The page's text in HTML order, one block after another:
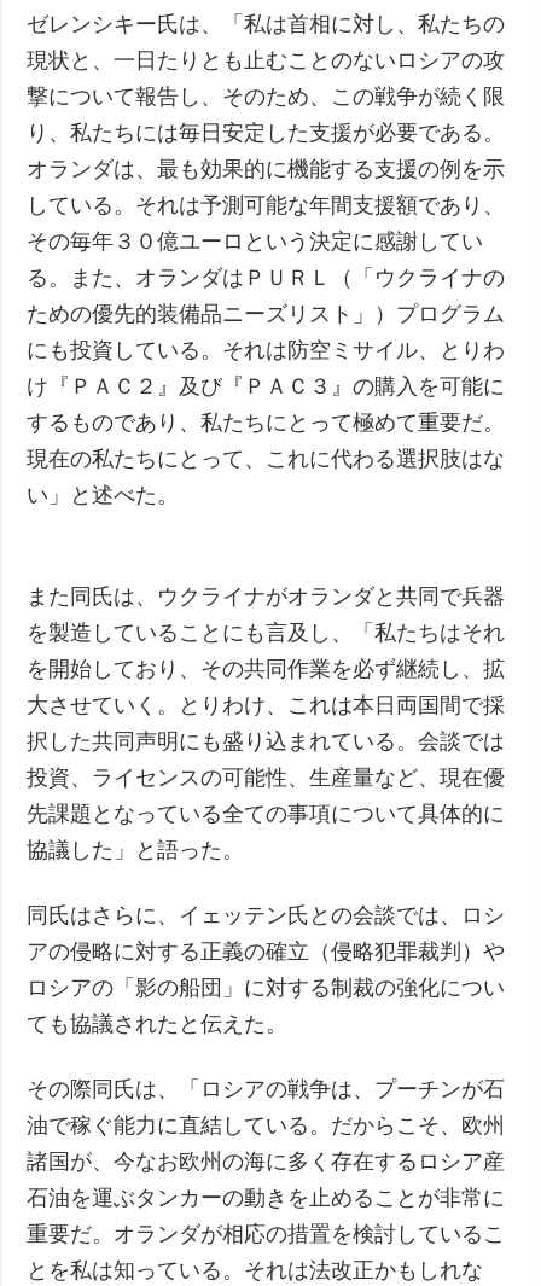
ゼレンシキー氏は、「私は首相に対し、私たちの
現状と、一日たりとも止むことのないロシアの攻
撃について報告し、そのため、この戦争が続く限
り、私たちには毎日安定した支援が必要である。
オランダは、最も効果的に機能する支援の例を示
している。それは予測可能な年間支援額であり、
その毎年３０億ユーロという決定に感謝してい
る。また、オランダはＰＵＲＬ（「ウクライナの
ための優先的装備品ニーズリスト」）プログラム
にも投資している。それは防空ミサイル、とりわ
け『ＰＡＣ２』及び『ＰＡＣ３』の購入を可能に
するものであり、私たちにとって極めて重要だ。
現在の私たちにとって、これに代わる選択肢はな
い」と述べた。
また同氏は、ウクライナがオランダと共同で兵器
を製造していることにも言及し、「私たちはそれ
を開始しており、その共同作業を必ず継続し、拡
大させていく。とりわけ、これは本日両国間で採
択した共同声明にも盛り込まれている。会談では
投資、ライセンスの可能性、生産量など、現在優
先課題となっている全ての事項について具体的に
協議した」と語った。
同氏はさらに、イェッテン氏との会談では、ロシ
アの侵略に対する正義の確立（侵略犯罪裁判）や
ロシアの「影の船団」に対する制裁の強化につい
ても協議されたと伝えた。
その際同氏は、「ロシアの戦争は、プーチンが石
油で稼ぐ能力に直結している。だからこそ、欧州
諸国が、今なお欧州の海に多く存在するロシア産
石油を運ぶタンカーの動きを止めることが非常に
重要だ。オランダが相応の措置を検討しているこ
とを私は知っている。それは法改正かもしれな